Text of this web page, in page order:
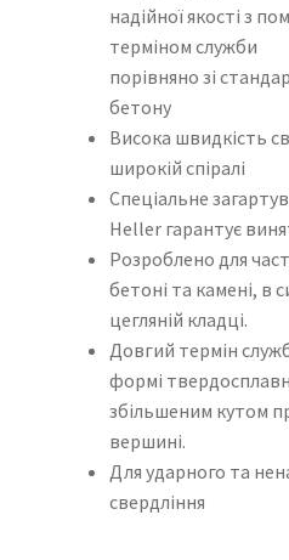
надійної якості з
терміном служби
порівняно зі
бетону
Висока швидкість
широкій спіралі
Спеціальне
Heller гарантує
Розроблено для
бетоні та камені, в
цегляній кладці.
Довгий термін
формі
збільшеним кутом
вершині.
Для ударного та
свердління